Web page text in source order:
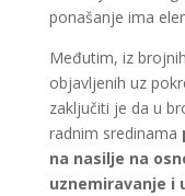
ponašanje ima
Međutim, iz
objavljenih uz
zaključiti je da u
radnim sredinama
na nasilje na
uznemiravanje i